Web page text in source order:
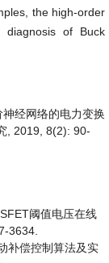
the high-order
of Buck
经网络的电力变换
, 2019, 8(2): 90-
阈值电压在线
3634.
补偿控制算法及实